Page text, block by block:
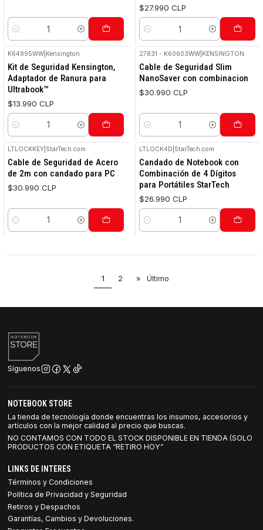
Cantidad
$27.990 CLP
Cantidad
K64995WW Kensington
Kit de Seguridad Kensington,
Adaptador de Ranura para
Ultrabook™
$13.990 CLP
Cantidad
27831 - K60603WW KENSINGTON
Cable de Seguridad Slim
NanoSaver con combinacion
$30.990 CLP
Cantidad
LTLOCKKEY StarTech.com
Cable de Seguridad de Acero
de 2m con candado para PC
$30.990 CLP
Cantidad
LTLOCK4D StarTech.com
Candado de Notebook con
Combinación de 4 Dígitos
para Portátiles StarTech
$26.990 CLP
Cantidad
1 2 » Último
Síguenos
NOTEBOOK STORE
La tienda de tecnología donde encuentras los insumos, accesorios y
artículos con la mejor calidad al precio que buscas.
NO CONTAMOS CON TODO EL STOCK DISPONIBLE EN TIENDA (SOLO
PRODUCTOS CON ETIQUETA “RETIRO HOY”
LINKS DE INTERES
Términos y Condiciones
Política de Privacidad y Seguridad
Retiros y Despachos
Garantías, Cambios y Devoluciones.